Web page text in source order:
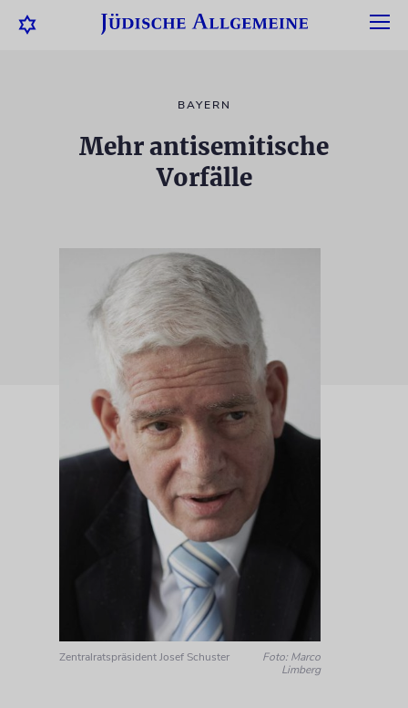
BAYERN
Mehr antisemitische
Vorfälle
Zentralratspräsident Josef Schuster
Foto: Marco
Limberg